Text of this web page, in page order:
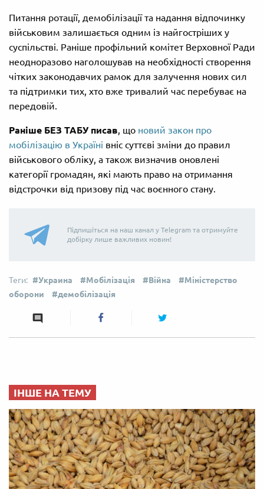
Питання ротації, демобілізації та надання відпочинку
військовим залишається одним із найгостріших у
суспільстві. Раніше профільний комітет Верховної Ради
неодноразово наголошував на необхідності створення
чітких законодавчих рамок для залучення нових сил
та підтримки тих, хто вже тривалий час перебуває на
передовій.
Раніше БЕЗ ТАБУ писав, що новий закон про
мобілізацію в Україні вніс суттєві зміни до правил
військового обліку, а також визначив оновлені
категорії громадян, які мають право на отримання
відстрочки від призову під час воєнного стану.
Підпишіться на наш канал у Telegram та отримуйте
добірку лише важливих новин!
Украина Мобілізація Війна
Міністерство
оборони
демобілізація
ІНШЕ НА ТЕМУ